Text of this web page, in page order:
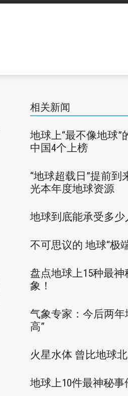
相关新闻
地球上“最不像地球”
中国4个上榜
“地球超载日”提前到
光本年度地球资源
地球到底能承受多少
不可思议的 地球“极
盘点地球上15种最
象！
气象专家：今后两年
高”
火星水体 曾比地球
地球上10件最神秘事